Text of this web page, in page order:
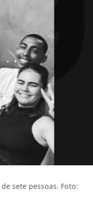
sete pessoas. Foto: